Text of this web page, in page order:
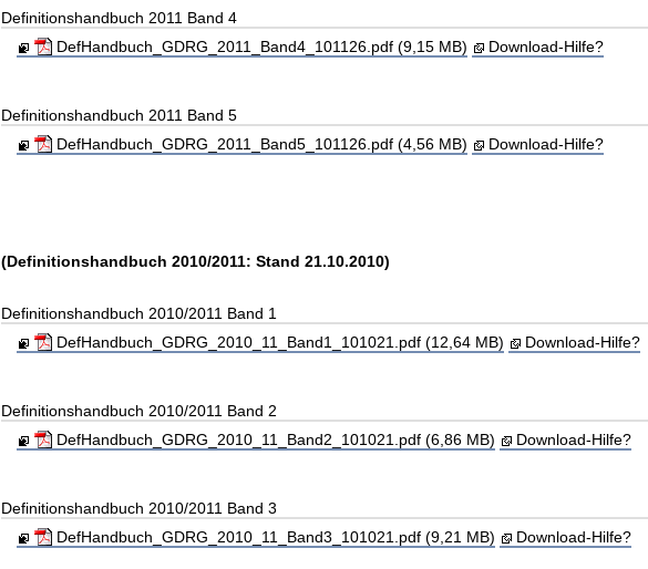
Definitionshandbuch 2011 Band 4
DefHandbuch_GDRG_2011_Band4_101126.pdf (9,15 MB)
Download-Hilfe?
Definitionshandbuch 2011 Band 5
DefHandbuch_GDRG_2011_Band5_101126.pdf (4,56 MB)
Download-Hilfe?
(Definitionshandbuch 2010/2011: Stand 21.10.2010)
Definitionshandbuch 2010/2011 Band 1
DefHandbuch_GDRG_2010_11_Band1_101021.pdf (12,64 MB)
Download-Hilfe?
Definitionshandbuch 2010/2011 Band 2
DefHandbuch_GDRG_2010_11_Band2_101021.pdf (6,86 MB)
Download-Hilfe?
Definitionshandbuch 2010/2011 Band 3
DefHandbuch_GDRG_2010_11_Band3_101021.pdf (9,21 MB)
Download-Hilfe?